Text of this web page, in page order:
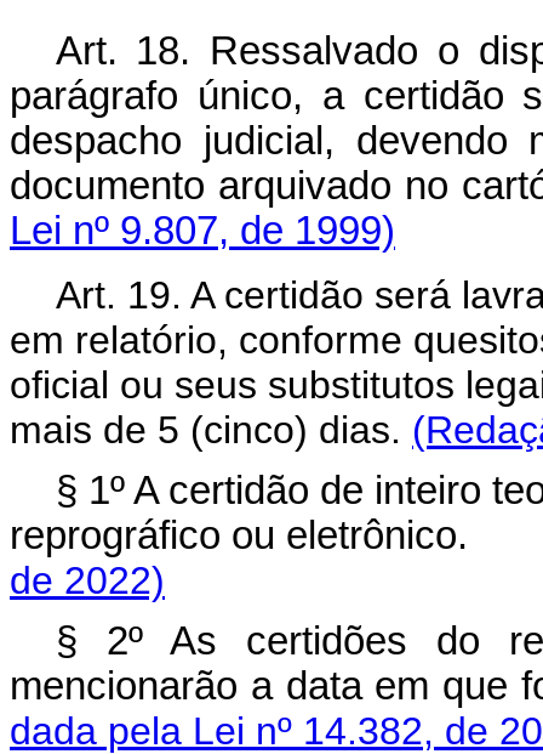
Art. 18. Ressalvado o
parágrafo único, a certidão
despacho judicial,
documento
Lei nº 9.807, de 1999)
Art. 19. A certidão será
em relatório, conforme
oficial ou seus substitutos
mais de 5 (cinco) dias.
§ 1º A certidão de inteiro
reprográfico ou
de 2022)
§ 2º As certidões do
mencionarão a data em
dada pela Lei nº 14.382, de